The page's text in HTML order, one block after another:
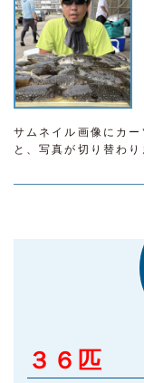
サムネイル画像にカ
と、写真が切り替わり
３６匹